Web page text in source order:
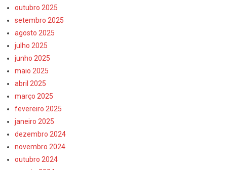
outubro 2025
setembro 2025
agosto 2025
julho 2025
junho 2025
maio 2025
abril 2025
março 2025
fevereiro 2025
janeiro 2025
dezembro 2024
novembro 2024
outubro 2024